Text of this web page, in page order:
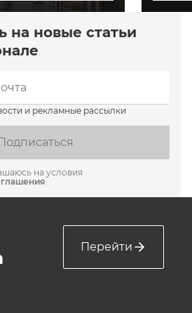
на новые статьи
и рекламные рассылки
на условия
Перейти